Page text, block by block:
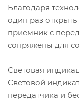
Благодаря
один раз
приемник с
сопряжены для
Световая
Световой
передатчика и